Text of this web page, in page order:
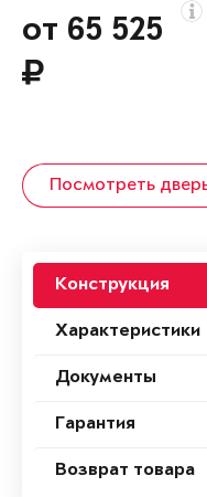
от 65 525
Посмотреть
Конструкция
Характеристики
Документы
Гарантия
Возврат товара